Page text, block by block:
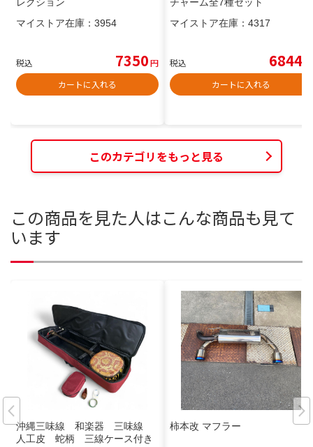
マイストア在庫： 3954
税込 7350円
カートに入れる
マイストア在庫： 4317
税込 6844
カートに入れる
このカテゴリをもっと見る
この商品を見た人はこんな商品も見て
います
沖縄三味線 和楽器 三味線
人工皮 蛇柄 三線ケース付き
柿本改 マフラー